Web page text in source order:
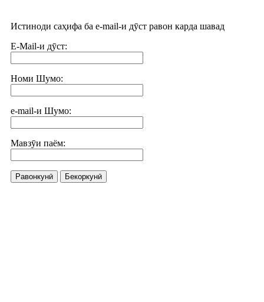
Истиноди саҳифа ба e-mail-и дӯст равон карда шавад
E-Mail-и дӯст:
Номи Шумо:
e-mail-и Шумо:
Мавзӯи паём:
Равонкунӣ Бекоркунӣ